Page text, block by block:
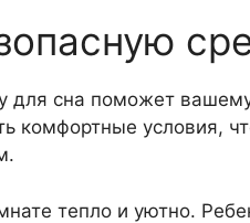
для сна поможет
комфортные условия,
тепло и уютно.